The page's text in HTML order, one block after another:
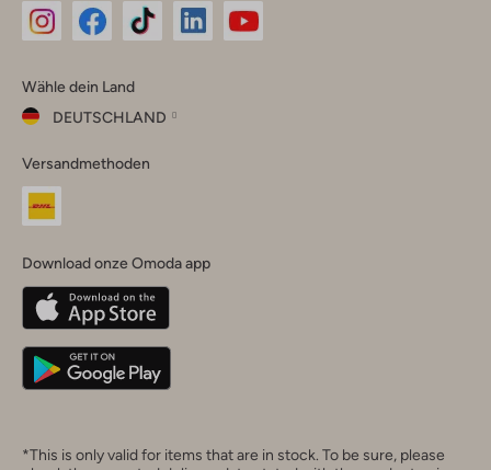
Instagram
Facebook
TikTok
Wähle dein Land
DEUTSCHLAND
dein
Land
Belgique(Français)
Deutschland
Versandmethoden
Download onze Omoda app
*This is only valid for items that are in stock. To be sure, please